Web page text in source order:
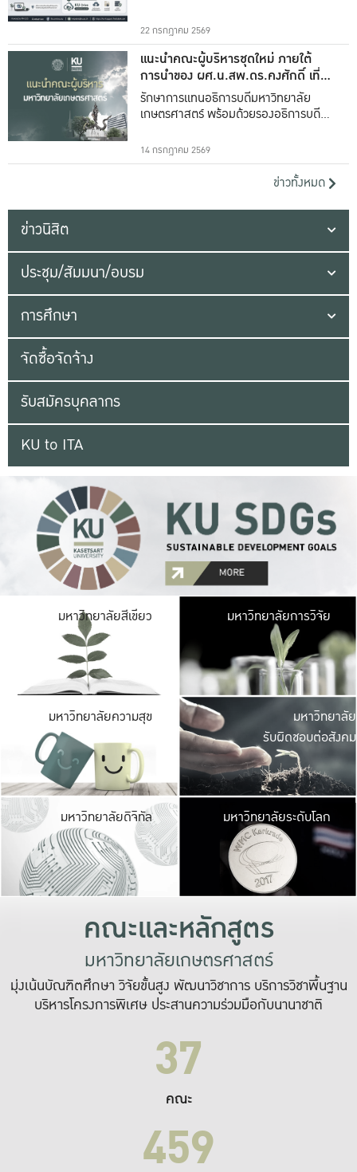
22 กรกฎาคม 2569
แนะนำคณะผู้บริหารชุดใหม่ ภายใต้
การนำของ ผศ.น.สพ.ดร.คงศักดิ์ เที่ยง
ธรรม
รักษาการแทนอธิการบดีมหาวิทยาลัย
เกษตรศาสตร์ พร้อมด้วยรองอธิการบดีทั้ง
14 กรกฎาคม 2569
ข่าวทั้งหมด
ข่าวนิสิต
ประชุม/สัมมนา/อบรม
การศึกษา
จัดซื้อจัดจ้าง
รับสมัครบุคลากร
KU to ITA
มหาวิทยาลัยสีเขียว มหาวิ
มีพื้นที่เขียวสดใส
เป็นป่าในเมือง เกษต
มหาวิทยาลัยการวิจัย
มหาวิทยาลัยความสุข มหาวิ
ค
เปิดประ
และพบเรื่องราวใ
มหาวิทยาลัย
รับผิดชอบต่อสังคม
มหาวิทยาลัยดิจิทัล มหาวิ
เปลี่ยนแปลง แล
เพื่อทำง
ระบบสารสนเทศ
มหาวิทยาลัยระดับโลก
คณะและหลักสูตร
มหาวิทยาลัยเกษตรศาสตร์
มุ่งเน้นบัณฑิตศึกษา วิจัยขั้นสูง พัฒนาวิชาการ บริการวิชาพื้นฐาน
บริหารโครงการพิเศษ ประสานความร่วมมือกับนานาชาติ
37
คณะ
459